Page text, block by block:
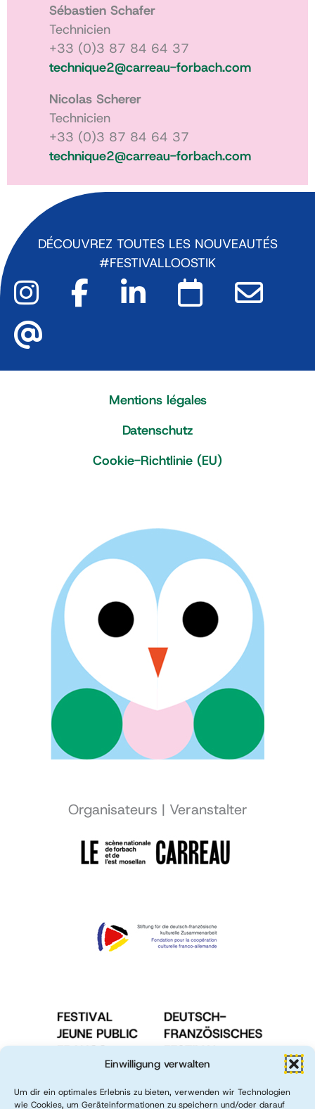
Einwilligung verwalten
Um dir ein optimales Erlebnis zu bieten, verwenden wir Technologien
wie Cookies, um Geräteinformationen zu speichern und/oder darauf
Sébastien Schafer
Technicien
+33 (0)3 87 84 64 37
technique2@carreau-forbach.com
Nicolas Scherer
Technicien
+33 (0)3 87 84 64 37
technique2@carreau-forbach.com
DÉCOUVREZ TOUTES LES NOUVEAUTÉS
#FESTIVALLOOSTIK
Mentions légales
Datenschutz
Cookie-Richtlinie (EU)
Organisateurs | Veranstalter